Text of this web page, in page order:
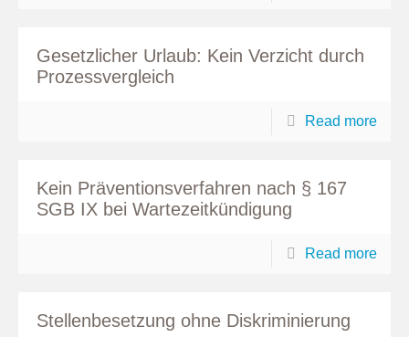
Gesetzlicher Urlaub: Kein Verzicht durch
Prozessvergleich
Read more
Kein Präventionsverfahren nach § 167
SGB IX bei Wartezeitkündigung
Read more
Stellenbesetzung ohne Diskriminierung